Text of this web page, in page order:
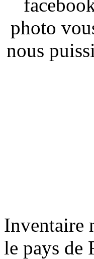
photo
nous
Inventaire
le pays de